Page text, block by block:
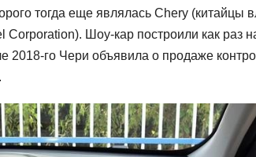
тогда еще являлась Chery (китайцы
Шоу-кар построили как раз
2018-го Чери объявила о продаже